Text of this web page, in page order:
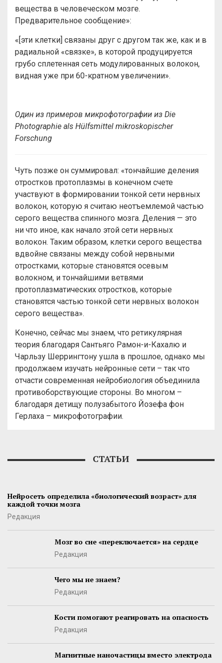
вещества в человеческом мозге.
Предварительное сообщение»:
«[эти клетки] связаны друг с другом так же, как и в
радиальной «связке», в которой продуцируется
грубо сплетенная сеть модулированных волокон,
видная уже при 60-кратном увеличении».
Один из примеров микрофотографии из Die
Photographie als Hülfsmittel mikroskopischer
Forschung
Чуть позже он суммировал: «тончайшие деления
отростков протоплазмы в конечном счете
участвуют в формировании тонкой сети нервных
волокон, которую я считаю неотъемлемой частью
серого вещества спинного мозга. Деления — это
ни что иное, как начало этой сети нервных
волокон. Таким образом, клетки серого вещества
вдвойне связаны между собой нервными
отростками, которые становятся осевым
волокном, и тончайшими ветвями
протоплазматических отростков, которые
становятся частью тонкой сети нервных волокон
серого вещества».
Конечно, сейчас мы знаем, что ретикулярная
теория благодаря Сантьяго Рамон-и-Кахалю и
Чарльзу Шеррингтону ушла в прошлое, однако мы
продолжаем изучать нейронные сети – так что
отчасти современная нейробиология объединила
противоборствующие стороны. Во многом –
благодаря детищу полузабытого Йозефа фон
Герлаха – микрофотографии.
СТАТЬИ
Нейросеть определила «биологический возраст» для
каждой точки мозга
Редакция
Мозг во сне «переключается» на сердце
Редакция
Чего мы не знаем?
Редакция
Кости помогают реагировать на опасность
Редакция
Магнитные наночастицы вместо электрода